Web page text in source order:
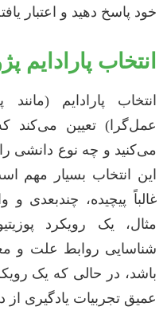
خود پاسخ دهید و اعتبار
انتخاب پارادایم
انتخاب پارادایم (مانند
عمل‌گرا) تعیین می‌کند
می‌کنید و چه نوع دانشی را
این انتخاب بسیار مهم
غالباً پیچیده، چندبعدی
مثال، یک رویکرد
شناسایی روابط علت و
باشد، در حالی که یک
عمیق تجربیات یادگیری از